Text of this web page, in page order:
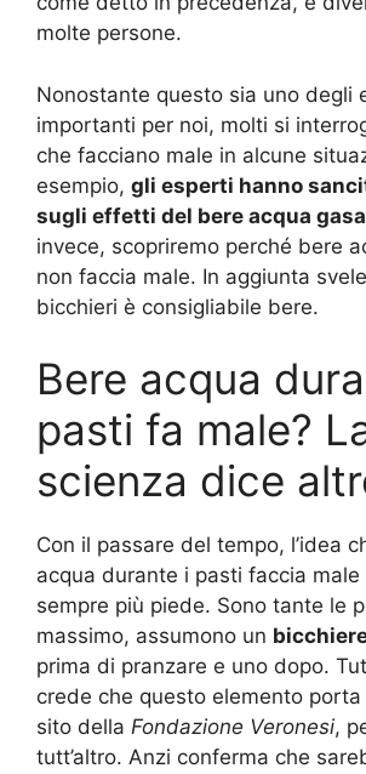
molte persone.
Nonostante questo sia uno degli
importanti per noi, molti si
che facciano male in alcune
esempio, gli esperti hanno
sugli effetti del bere acqua
invece, scopriremo perché bere
non faccia male. In aggiunta
bicchieri è consigliabile bere.
Bere acqua
pasti fa male?
scienza dice
Con il passare del tempo, l’idea
acqua durante i pasti faccia male
sempre più piede. Sono tante le
massimo, assumono un
prima di pranzare e uno dopo.
crede che questo elemento porta
sito della Fondazione Veronesi,
tutt’altro. Anzi conferma che